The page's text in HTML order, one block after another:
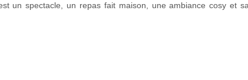
un spectacle, un repas fait maison, une ambiance cosy et